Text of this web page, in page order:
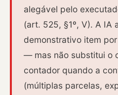
alegável pelo
(art. 525, §1º, V). A IA
demonstrativo item
— mas não substitui o
contador quando a
(múltiplas parcelas,